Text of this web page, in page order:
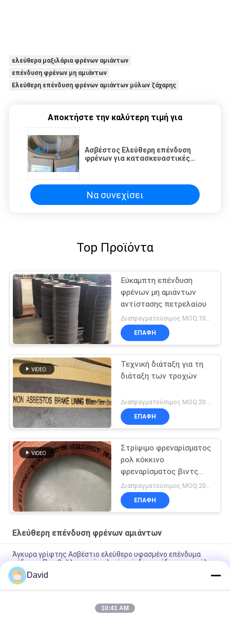
ελεύθερα μαξιλάρια φρένων αμιάντων
επένδυση φρένων μη αμιάντων
Ελεύθερη επένδυση φρένων αμιάντων μύλων ζάχαρης
Αποκτήστε την καλύτερη τιμή για
Ασβέστος Ελεύθερη επένδυση
φρένων για κατασκευαστικές
Να συνεχίσει
Top Προϊόντα
Εύκαμπτη επένδυση
φρένων μη αμιάντων
αντίστασης πετρελαίου
Διαπραγματεύσιμος MOQ:100 ρόλοι
ΕΠΑΦΉ
Τεχνική διάταξη για τη
διάταξη των τροχών
ΕΠΑΦΉ
Στρίψιμο φρεναρίσματος
ρολ κόκκινο
φρεναρίσματος βιντς
γείωση υφασμένου
φρεναρίσματος
ΕΠΑΦΉ
Ελεύθερη επένδυση φρένων αμιάντων
Άγκυρα γρίφτης Ασβέστιο ελεύθερο υφασμένο επένδυμα
πέδησης Περιβαλλοντικά φιλικό επένδυμα πέδησης σε ρόλο
Ελαστικό υλικό βιομηχανικής τριβής Ασβέστος Ελεύθερος
φρένο επένδυση κυλίνδρος
Μη φορμαρισμένη αμίαντος επένδυση φρένων αμιάντων
David
10:41 AM